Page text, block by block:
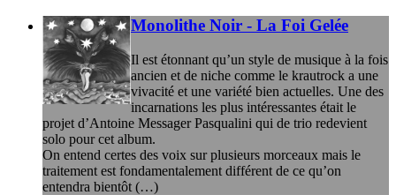
Monolithe Noir - La Foi Gelée
Il est étonnant qu’un style de musique à la fois
ancien et de niche comme le krautrock a une
vivacité et une variété bien actuelles. Une des
incarnations les plus intéressantes était le
projet d’Antoine Messager Pasqualini qui de trio redevient
solo pour cet album.
On entend certes des voix sur plusieurs morceaux mais le
traitement est fondamentalement différent de ce qu’on
entendra bientôt (…)